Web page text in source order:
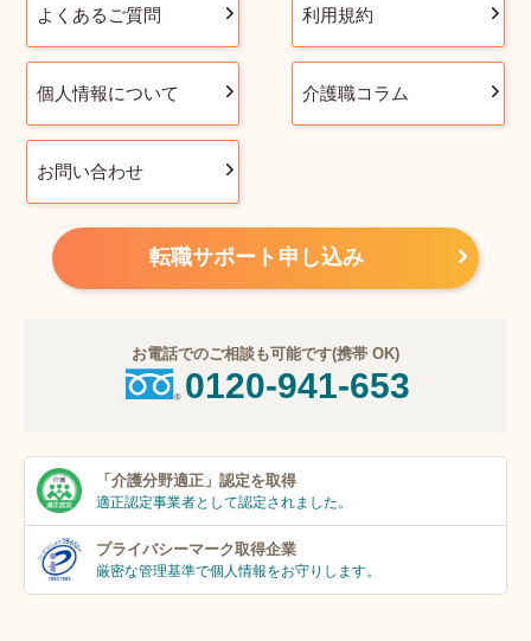
よくあるご質問 利用規約
個人情報について 介護職コラム
お問い合わせ
転職サポート申し込み
お電話でのご相談も可能です(携帯 OK)
0120-941-653
「介護分野適正」 認定を取得
適正認定事業者として認定されました。
プライバシーマーク取得企業
厳密な管理基準で個人情報をお守りします。